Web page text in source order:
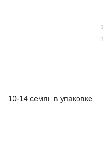
10-14 семян в упаковке